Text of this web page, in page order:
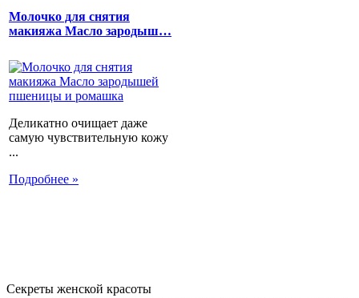
Молочко для снятия
макияжа Масло зародыш…
Деликатно очищает даже
самую чувствительную кожу
...
Подробнее »
Секреты женской красоты